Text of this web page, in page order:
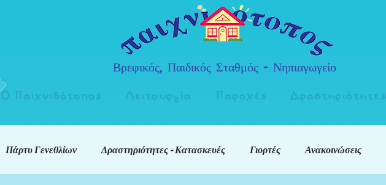
Βρεφικός, Παιδικός Σταθμός - Νηπιαγωγείο
Ο Παιχνιδότοπος Λειτουργία Παροχές Δραστηριότητες
Πάρτυ Γενεθλίων Δραστηριότητες - Κατασκευές Γιορτές Ανακοινώσεις